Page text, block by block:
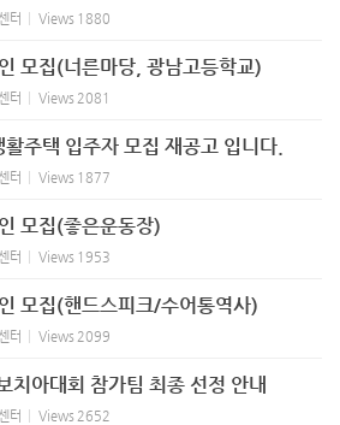
터 Views 1880
모집(너른마당, 광남고등학교)
터 Views 2081
주택 입주자 모집 재공고 입니다.
터 Views 1877
모집(좋은운동장)
터 Views 1953
모집(핸드스피크/수어통역사)
터 Views 2099
아대회 참가팀 최종 선정 안내
터 Views 2652